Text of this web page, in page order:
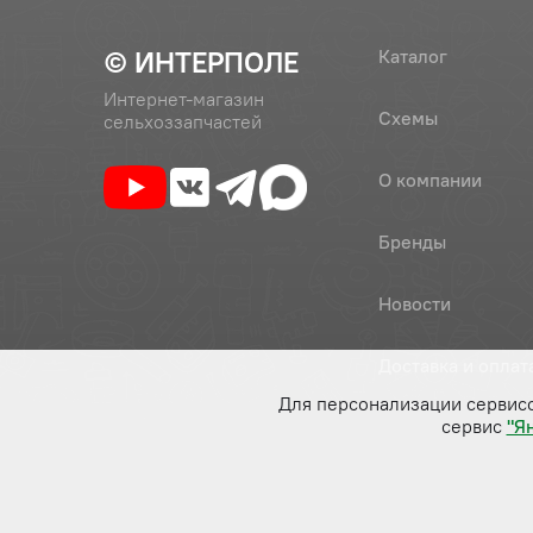
© ИНТЕРПОЛЕ
Интернет-магазин
сельхоззапчастей
Каталог
Схемы
О компании
Бренды
Новости
Для персонализации
сервис